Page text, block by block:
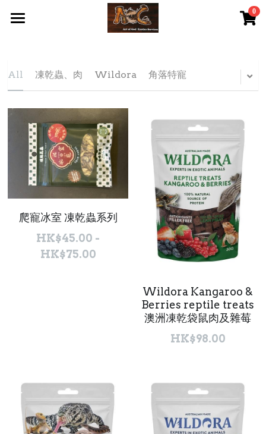
0
關於我們 About Us
最新資訊 Latest News
AOG Channel
網上商店 Shop Now
Facebook 專頁Facebook Page
Tough Cubic 爬蟲箱預訂
English
All 凍乾蟲、肉 Wildora 角落特寵
爬寵冰室 凍乾蟲系列
HK$45.00 -
HK$75.00
Wildora Kangaroo &
Berries reptile treats
澳洲凍乾袋鼠肉及雜莓
HK$98.00
×
STORE CATEGORIES